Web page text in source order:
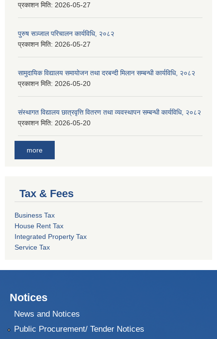
प्रकाशन मिति: 2026-05-27
पुरुष सञ्जाल परिचालन कार्यविधि, २०८२
प्रकाशन मिति: 2026-05-27
सामुदायिक विद्यालय समायोजन तथा दरबन्दी मिलान सम्बन्धी कार्यविधि, २०८२
प्रकाशन मिति: 2026-05-20
संस्थागत विद्यालय छात्रवृत्ति वितरण तथा व्यवस्थापन सम्बन्धी कार्यविधि, २०८२
प्रकाशन मिति: 2026-05-20
more
Tax & Fees
Business Tax
House Rent Tax
Integrated Property Tax
Service Tax
Notices
News and Notices
Public Procurement/ Tender Notices